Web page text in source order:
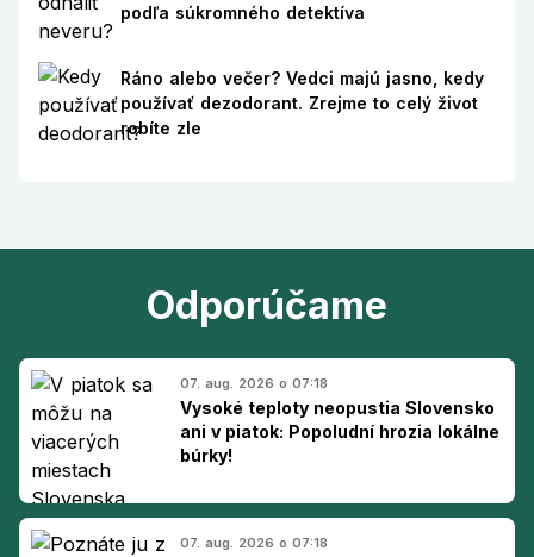
podľa súkromného detektíva
Ráno alebo večer? Vedci majú jasno, kedy
používať dezodorant. Zrejme to celý život
robíte zle
Odporúčame
07. aug. 2026 o 07:18
Vysoké teploty neopustia Slovensko
ani v piatok: Popoludní hrozia lokálne
búrky!
07. aug. 2026 o 07:18